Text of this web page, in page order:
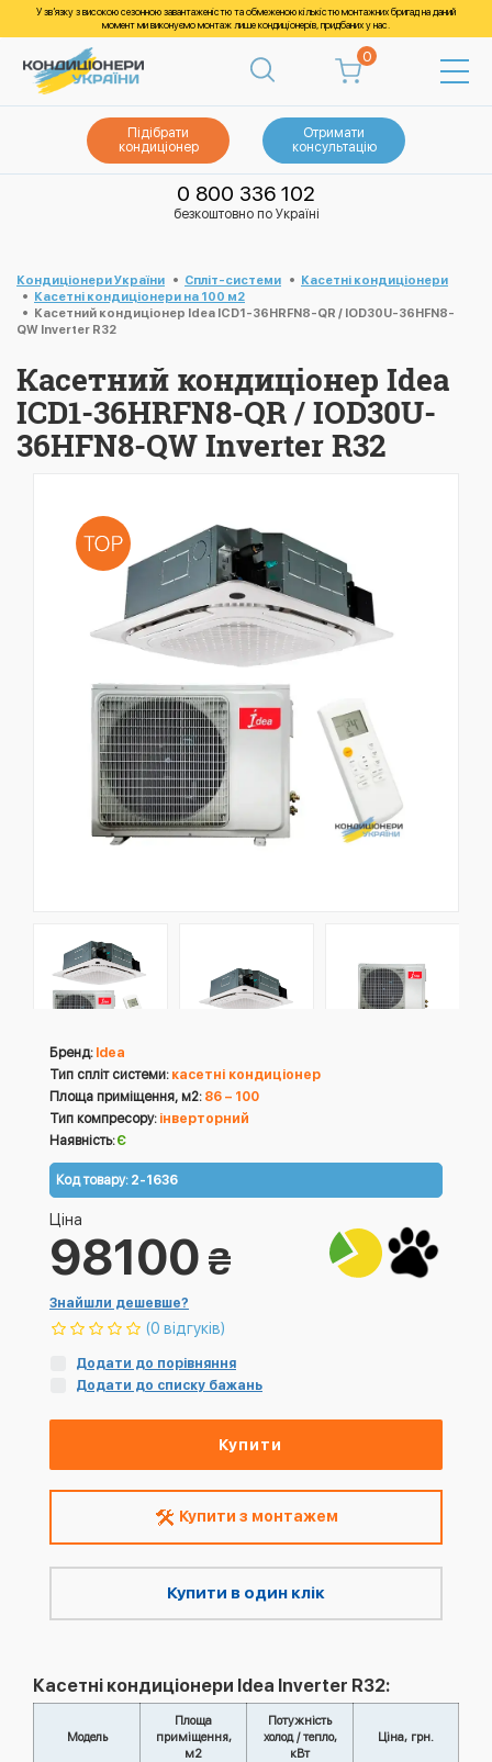
У зв’язку з високою сезонною завантаженістю та обмеженою кількістю монтажних бригад на даний
момент ми виконуємо монтаж лише кондиціонерів, придбаних у нас.
0
Підібрати
кондиціонер
Отримати
консультацію
0 800 336 102
безкоштовно по Україні
Кондиціонери України Спліт-системи
Касетні кондиціонери
Касетні кондиціонери на 100 м2
Касетний кондиціонер Idea ICD1-36HRFN8-QR / IOD30U-36HFN8-
QW Inverter R32
Касетний кондиціонер Idea
ICD1-36HRFN8-QR / IOD30U-
36HFN8-QW Inverter R32
Бренд: Idea
Тип спліт системи: касетні кондиціонер
Площа приміщення, м2: 86 – 100
Тип компресору: інверторний
Наявність:Є
Код товару: 2-1636
Ціна
98100 ₴
Знайшли дешевше?
(0 відгуків)
Додати до порівняння
Додати до списку бажань
Купити
Купити з монтажем
Купити в один клік
Касетні кондиціонери Idea Inverter R32:
Модель
Площа
приміщення,
м2
Потужність
холод / тепло,
кВт
Ціна, грн.